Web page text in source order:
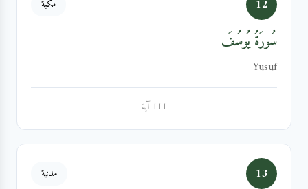
12 مكية
سُورَةُ يُوسُفَ
Yusuf
111 آية
13 مدنية